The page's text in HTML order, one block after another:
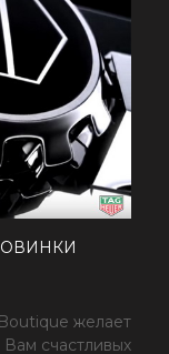
желает
Вам счастливых